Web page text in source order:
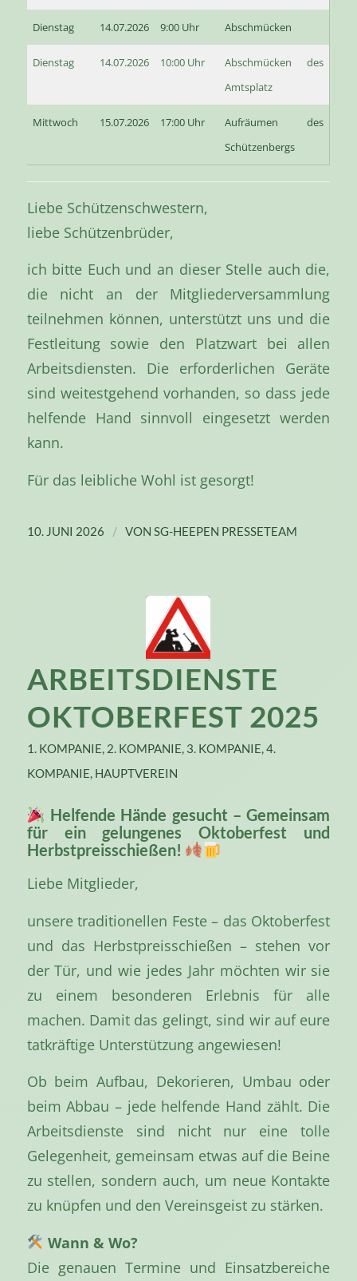
Dienstag 14.07.2026 9:00 Uhr Abschmücken
Dienstag 14.07.2026 10:00 Uhr
Abschmücken des
Amtsplatz
Mittwoch 15.07.2026 17:00 Uhr
Aufräumen des
Schützenbergs
Liebe Schützenschwestern,
liebe Schützenbrüder,
ich bitte Euch und an dieser Stelle auch die,
die nicht an der Mitgliederversammlung
teilnehmen können, unterstützt uns und die
Festleitung sowie den Platzwart bei allen
Arbeitsdiensten. Die erforderlichen Geräte
sind weitestgehend vorhanden, so dass jede
helfende Hand sinnvoll eingesetzt werden
kann.
Für das leibliche Wohl ist gesorgt!
10. JUNI 2026 / VON SG-HEEPEN PRESSETEAM
ARBEITSDIENSTE
OKTOBERFEST 2025
1. KOMPANIE 2. KOMPANIE 3. KOMPANIE 4.
KOMPANIE HAUPTVEREIN
Helfende Hände gesucht – Gemeinsam
für ein gelungenes Oktoberfest und
Herbstpreisschießen!
Liebe Mitglieder,
unsere traditionellen Feste – das Oktoberfest
und das Herbstpreisschießen – stehen vor
der Tür, und wie jedes Jahr möchten wir sie
zu einem besonderen Erlebnis für alle
machen. Damit das gelingt, sind wir auf eure
tatkräftige Unterstützung angewiesen!
Ob beim Aufbau, Dekorieren, Umbau oder
beim Abbau – jede helfende Hand zählt. Die
Arbeitsdienste sind nicht nur eine tolle
Gelegenheit, gemeinsam etwas auf die Beine
zu stellen, sondern auch, um neue Kontakte
zu knüpfen und den Vereinsgeist zu stärken.
Wann & Wo?
Die genauen Termine und Einsatzbereiche